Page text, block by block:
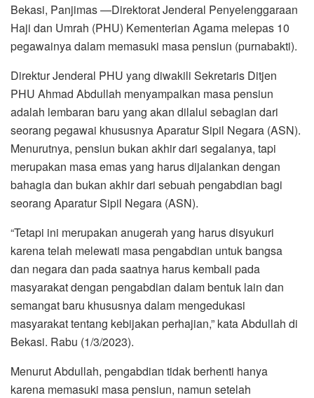
Bekasi, Panjimas —Direktorat Jenderal Penyelenggaraan
Haji dan Umrah (PHU) Kementerian Agama melepas 10
pegawainya dalam memasuki masa pensiun (purnabakti).
Direktur Jenderal PHU yang diwakili Sekretaris Ditjen
PHU Ahmad Abdullah menyampaikan masa pensiun
adalah lembaran baru yang akan dilalui sebagian dari
seorang pegawai khususnya Aparatur Sipil Negara (ASN).
Menurutnya, pensiun bukan akhir dari segalanya, tapi
merupakan masa emas yang harus dijalankan dengan
bahagia dan bukan akhir dari sebuah pengabdian bagi
seorang Aparatur Sipil Negara (ASN).
“Tetapi ini merupakan anugerah yang harus disyukuri
karena telah melewati masa pengabdian untuk bangsa
dan negara dan pada saatnya harus kembali pada
masyarakat dengan pengabdian dalam bentuk lain dan
semangat baru khususnya dalam mengedukasi
masyarakat tentang kebijakan perhajian,” kata Abdullah di
Bekasi. Rabu (1/3/2023).
Menurut Abdullah, pengabdian tidak berhenti hanya
karena memasuki masa pensiun, namun setelah